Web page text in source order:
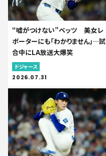
“嘘がつけない”ベッツ 美女レ
ポーターにも「わかりません」…試
合中にLA放送大爆笑
ドジャース
2026.07.31